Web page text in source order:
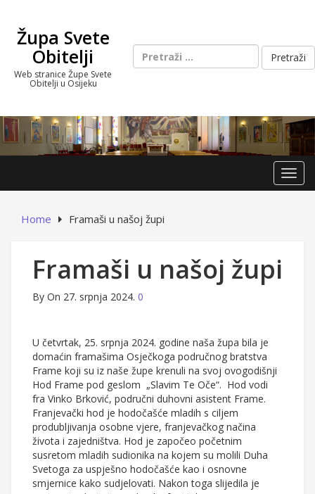
contentŽupa Svete
Obitelji
Web stranice Župe Svete
Obitelji u Osijeku
Pretraži:
Home Framaši u našoj župi
Framaši u našoj župi
By On 27. srpnja 2024. 0
U četvrtak, 25. srpnja 2024. godine naša župa bila je
domaćin framašima Osječkoga područnog bratstva
Frame koji su iz naše župe krenuli na svoj ovogodišnji
Hod Frame pod geslom „Slavim Te Oče“. Hod vodi
fra Vinko Brković, područni duhovni asistent Frame.
Franjevački hod je hodočašće mladih s ciljem
produbljivanja osobne vjere, franjevačkog načina
života i zajedništva. Hod je započeo početnim
susretom mladih sudionika na kojem su molili Duha
Svetoga za uspješno hodočašće kao i osnovne
smjernice kako sudjelovati. Nakon toga slijedila je